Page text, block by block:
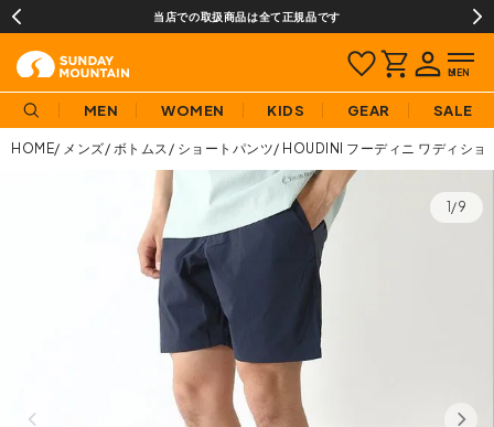
当店での取扱商品は全て正規品です
MEN WOMEN KIDS GEAR SALE
HOME メンズ ボトムス ショートパンツ HOUDINI フーディニ ワディショ
1/9